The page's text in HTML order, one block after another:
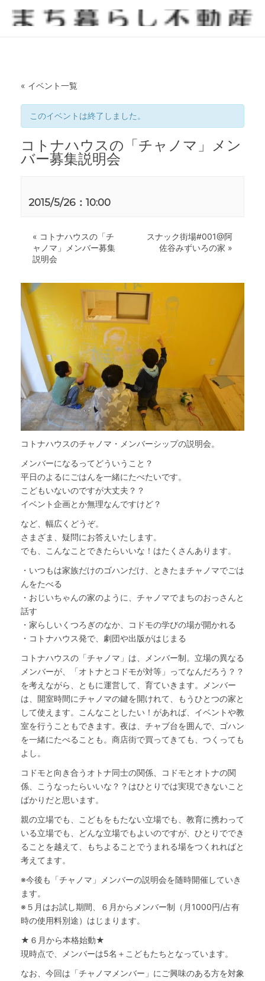
« イベント一覧
このイベントは終了しました。
コトナハウスの「チャノマ」メン
バー募集説明会
2015/5/26：10:00
« コトナハウスの「チ
ャノマ」メンバー募集
説明会
スナック街場#001@阿
佐谷みずいろの家 »
コトナハウスのチャノマ・メンバーシップの説明会。
メンバーになるってどういうこと？
平日のよるにごはんを一緒にたべたいです。
こどもいないのですが大丈夫？？
イベント企画とか無理なんですけど？
など、幅広くどうぞ。
さまざま、疑問にお答えいたします。
でも、こんなことできたらいいな！はたくさんあります。
・いつもは家族だけのゴハンだけ、ときたまチャノマでごは
んをたべる
・おじいちゃんの家のように、チャノマでまちのおっさんと
話す
・家らしいくつろぎのなか、コドモの学びの場が開かれる
・コトナハウス発で、劇団や出版がはじまる
コトナハウスの「チャノマ」は、メンバー制。立場の異なる
メンバーが、「オトナとコドモが対等」ってなんだろう？？
を考えながら、ともに運営して、育ていきます。メンバー
は、開室時間にチャノマの鍵を開けれて、もうひとつの家と
して使えます。こんなことしたい！があれば、イベントや教
室を行うこともできます。夜は、チャブ台を囲んで、ゴハン
を一緒にたべることも。商店街で買ってきても、つくっても
よし。
コドモと向き合うオトナ同士の関係、コドモとオトナの関
係、こうなったらいいな？？はひとりでは実現できないこと
ばかりだと思います。
親の立場でも、こどもをもたない立場でも、教育に携わって
いる立場でも、どんな立場でもよいのですが、ひとりででき
ることを越えて、もちよることでうまれる場をつくれればと
考えてます。
※今後も「チャノマ」メンバーの説明会を随時開催していき
ます。
※５月はお試し期間、６月からメンバー制（月1000円/占有
時の使用料別途）はじまります。
★６月から本格始動★
現時点で、メンバーは5名＋こどもたちとなっています。
なお、今回は「チャノマメンバー」にご興味のある方を対象